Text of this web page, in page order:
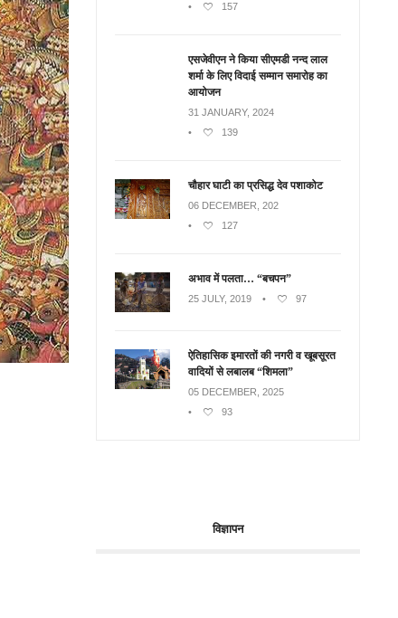
•
157
एसजेवीएन ने किया सीएमडी नन्‍द लाल
शर्मा के लिए विदाई सम्मान समारोह का
आयोजन
31 JANUARY, 2024
•
139
चौहार घाटी का प्रसिद्ध देव पशाकोट
06 DECEMBER, 202
•
127
अभाव में पलता… “बचपन”
25 JULY, 2019 • 97
ऐतिहासिक इमारतों की नगरी व खूबसूरत
वादियों से लबालब “शिमला”
05 DECEMBER, 2025
•
93
विज्ञापन